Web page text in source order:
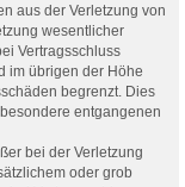
aus der Verletzung von
wesentlicher
Vertragsschluss
im übrigen der Höhe
begrenzt. Dies
entgangenen
bei der Verletzung
oder grob